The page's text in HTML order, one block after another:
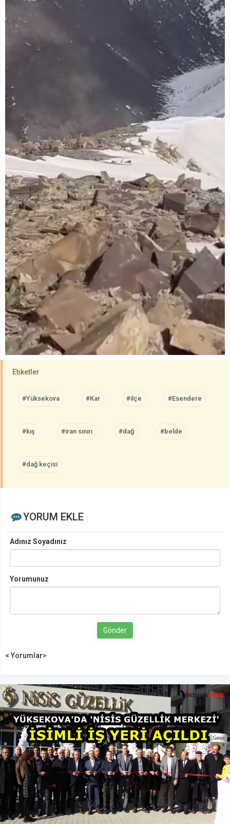
Etiketler
#Yüksekova #Kar #ilçe #Esendere
#kış #iran sınırı #dağ #belde
#dağ keçisi
YORUM EKLE
Adınız Soyadınız
Yorumunuz
Gönder
< Yorumlar>